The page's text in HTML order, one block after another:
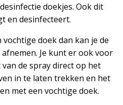
doekjes. Ook dit
en desinfecteert.
doek dan kan je de
Je kunt er ook voor
de spray direct op het
in te laten trekken en het
met een vochtige doek.